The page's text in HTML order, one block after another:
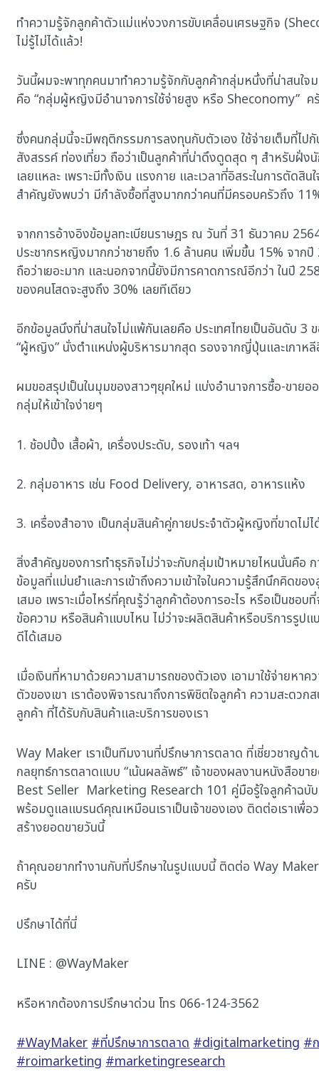
ทำความรู้จักลูกค้าตัวแม่แห่งวงการขับเคลื่อนเศรษฐกิจ
ไม่รู้ไม่ได้แล้ว!
วันนี้ผมจะพาทุกคนมาทำความรู้จักกับลูกค้ากลุ่มหนึ่งที่น่าสนใจ
คือ “กลุ่มผู้หญิงมีอำนาจการใช้จ่ายสูง หรือ Sheconomy” ค
ซึ่งคนกลุ่มนี้จะมีพฤติกรรมการลงทุนกับตัวเอง ใช้จ่ายเต็มที่ไป
สังสรรค์ ท่องเที่ยว ถือว่าเป็นลูกค้าที่น่าดึงดูดสุด ๆ สำหรับฝั่ง
เลยแหละ เพราะมีทั้งเงิน แรงกาย และเวลาที่อิสระในการตัดสิน
สำคัญยังพบว่า มีกำลังซื้อที่สูงมากกว่าคนที่มีครอบครัวถึง
จากการอ้างอิงข้อมูลทะเบียนราษฎร ณ วันที่ 31 ธันวาคม
ประชากรหญิงมากกว่าชายถึง 1.6 ล้านคน เพิ่มขึ้น 15% จาก
ถือว่าเยอะมาก และนอกจากนี้ยังมีการคาดการณ์อีกว่า ในปี
ของคนโสดจะสูงถึง 30% เลยทีเดียว
อีกข้อมูลนึงที่น่าสนใจไม่แพ้กันเลยคือ ประเทศไทยเป็นอันดับ 3
“ผู้หญิง” นั่งตำแหน่งผู้บริหารมากสุด รองจากญี่ปุ่นและเกา
ผมขอสรุปเป็นในมุมของสาวๆยุคใหม่ แบ่งอำนาจการซื้อ-ขายอ
กลุ่มให้เข้าใจง่ายๆ
1. ช้อปปิ้ง เสื้อผ้า, เครื่องประดับ, รองเท้า ฯลฯ
2. กลุ่มอาหาร เช่น Food Delivery, อาหารสด, อาหารแห้ง
3. เครื่องสำอาง เป็นกลุ่มสินค้าคู่กายประจำตัวผู้หญิงที่ขาดไม่ไ
สิ่งสำคัญของการทำธุรกิจไม่ว่าจะกับกลุ่มเป้าหมายไหนนั่นคือ
ข้อมูลที่แม่นยำและการเข้าถึงความเข้าใจในความรู้สึกนึกคิดขอ
เสมอ เพราะเมื่อไหร่ที่คุณรู้ว่าลูกค้าต้องการอะไร หรือเป็นชอบที่
ข้อความ หรือสินค้าแบบไหน ไม่ว่าจะผลิตสินค้าหรือบริการรูปแ
ดีได้เสมอ
เมื่อเงินที่หามาด้วยความสามารถของตัวเอง เอามาใช้จ่ายหาค
ตัวของเขา เราต้องพิจารณาถึงการพิชิตใจลูกค้า ความสะดวก
ลูกค้า ที่ได้รับกับสินค้าและบริการของเรา
Way Maker เราเป็นทีมงานที่ปรึกษาการตลาด ที่เชี่ยวชาญด้า
กลยุทธ์การตลาดแบบ “เน้นผลลัพธ์” เจ้าของผลงานหนังสือข
Best Seller Marketing Research 101 คู่มือรู้ใจลูกค้าฉบั
พร้อมดูแลแบรนด์คุณเหมือนเราเป็นเจ้าของเอง ติดต่อเราเพื่อ
สร้างยอดขายวันนี้
ถ้าคุณอยากทำงานกับที่ปรึกษาในรูปแบบนี้ ติดต่อ Way Maker
ครับ
ปรึกษาได้ที่นี่
LINE : @WayMaker
หรือหากต้องการปรึกษาด่วน โทร 066-124-3562
#WayMaker#ที่ปรึกษาการตลาด#digitalmarketing#
#roimarketing#marketingresearch